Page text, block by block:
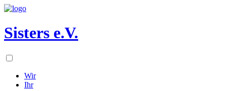
Sisters e.V.
Wir
Ihr